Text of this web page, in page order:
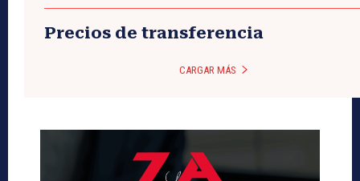
Precios de transferencia
CARGAR MÁS